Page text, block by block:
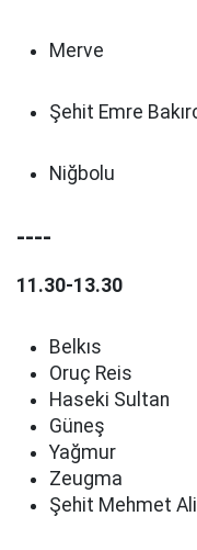
Merve
Şehit Emre
Niğbolu
----
11.30-13.30
Belkıs
Oruç Reis
Haseki Sultan
Güneş
Yağmur
Zeugma
Şehit Mehmet